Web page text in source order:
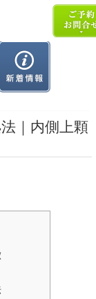
｜内側上顆